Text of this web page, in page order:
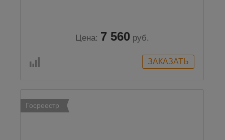
Цена: 7 560 руб.
Госреестр